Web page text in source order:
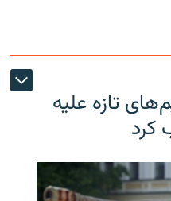
تازه علیه
کرد